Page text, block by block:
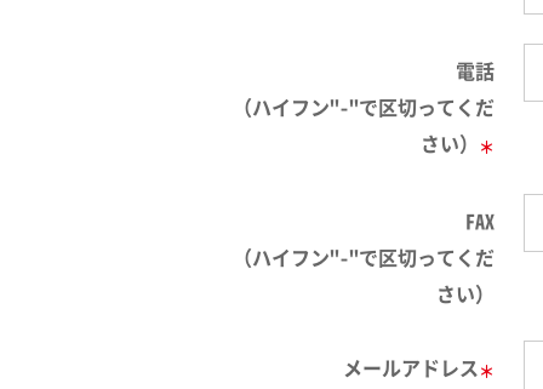
電話
（ハイフン"-"で区切ってくだ
さい）
＊
FAX
（ハイフン"-"で区切ってくだ
さい）
メールアドレス＊